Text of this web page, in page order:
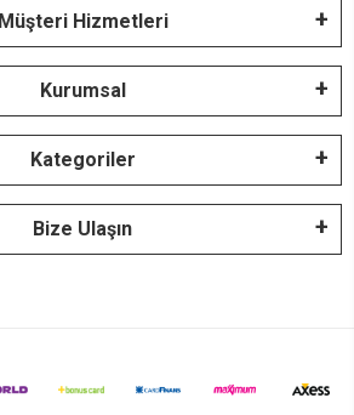
Müşteri Hizmetleri
Kurumsal
Kategoriler
Bize Ulaşın